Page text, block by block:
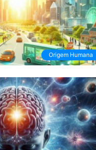
Origem Humana